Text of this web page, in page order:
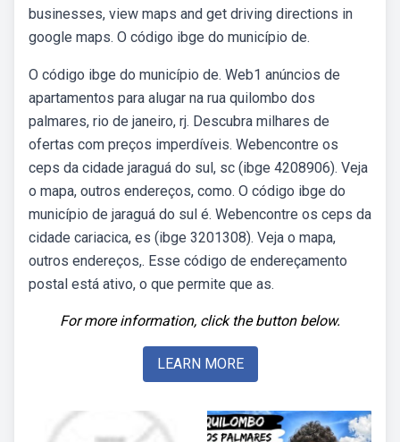
businesses, view maps and get driving directions in
google maps. O código ibge do município de.
O código ibge do município de. Web1 anúncios de
apartamentos para alugar na rua quilombo dos
palmares, rio de janeiro, rj. Descubra milhares de
ofertas com preços imperdíveis. Webencontre os
ceps da cidade jaraguá do sul, sc (ibge 4208906). Veja
o mapa, outros endereços, como. O código ibge do
município de jaraguá do sul é. Webencontre os ceps da
cidade cariacica, es (ibge 3201308). Veja o mapa,
outros endereços,. Esse código de endereçamento
postal está ativo, o que permite que as.
For more information, click the button below.
LEARN MORE